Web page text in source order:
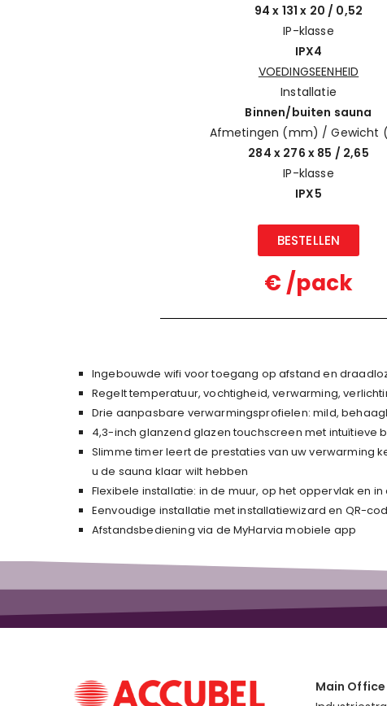
94 x 131 x 20 / 0,52
IP-klasse
IPX4
VOEDINGSEENHEID
Installatie
Binnen/buiten sauna
Afmetingen (mm) / Gewicht
284 x 276 x 85 / 2,65
IP-klasse
IPX5
BESTELLEN
€ /pack
Ingebouwde wifi voor toegang op afstand en
Regelt temperatuur, vochtigheid, verwarming,
Drie aanpasbare verwarmingsprofielen: mild,
4,3-inch glanzend glazen touchscreen met intuïtieve
Slimme timer leert de prestaties van uw verwarming
u de sauna klaar wilt hebben
Flexibele installatie: in de muur, op het oppervlak en
Eenvoudige installatie met installatiewizard en QR-
Afstandsbediening via de MyHarvia mobiele app
Main Office